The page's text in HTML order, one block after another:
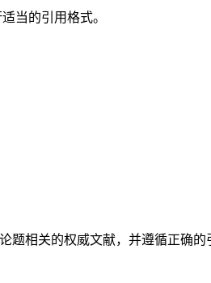
当的引用格式。
题相关的权威文献，并遵循正确的